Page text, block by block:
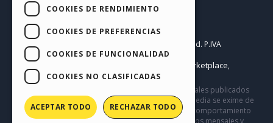
Español
Copyright © 2026
All rights reserved. P.IVA
IT07514640015
Help Center / Marketplace,
Templates,Objects|Privacy Policy
Este sitio contiene comentarios, opiniones y materiales publicados
por los usuarios solo con fines informativos. Incomedia se exime de
cualquier responsabilidad por actos, omisiones y comportamiento
de terceros en relación con el uso del sitio. Todos los mensajes y
RUSSIAN
FRENCH
COOKIES DE RENDIMIENTO
COOKIES DE PREFERENCIAS
COOKIES DE FUNCIONALIDAD
COOKIES NO CLASIFICADAS
ACEPTAR TODO RECHAZAR TODO